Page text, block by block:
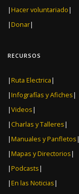
|Hacer voluntariado|
|Donar|
RECURSOS
|Ruta Electrica|
|Infografías y Afiches|
|Videos|
| Charlas y Talleres|
|Manuales y Panfletos|
|Mapas y Directorios|
|Podcasts|
|En las Noticias|